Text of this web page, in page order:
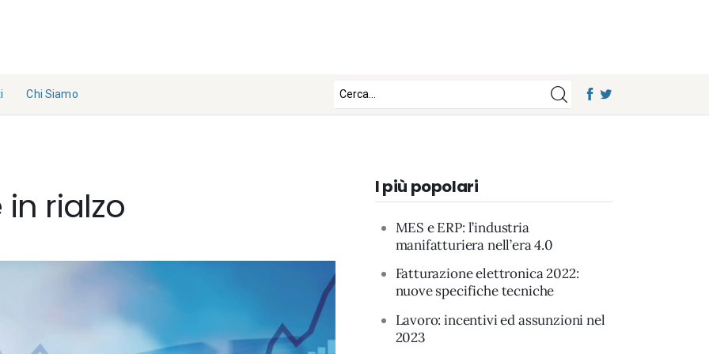
Chi Siamo
Collabo
ra con
Contat
in rialzo I più popolari
MES e ERP: l’industria
manifatturiera nell’era 4.0
Fatturazione elettronica 2022:
nuove specifiche tecniche
Lavoro: incentivi ed assunzioni nel
2023